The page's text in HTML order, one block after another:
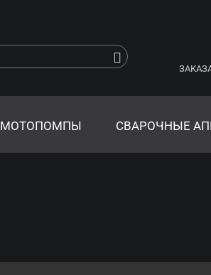
МОТОПОМПЫ СВАРОЧНЫЕ